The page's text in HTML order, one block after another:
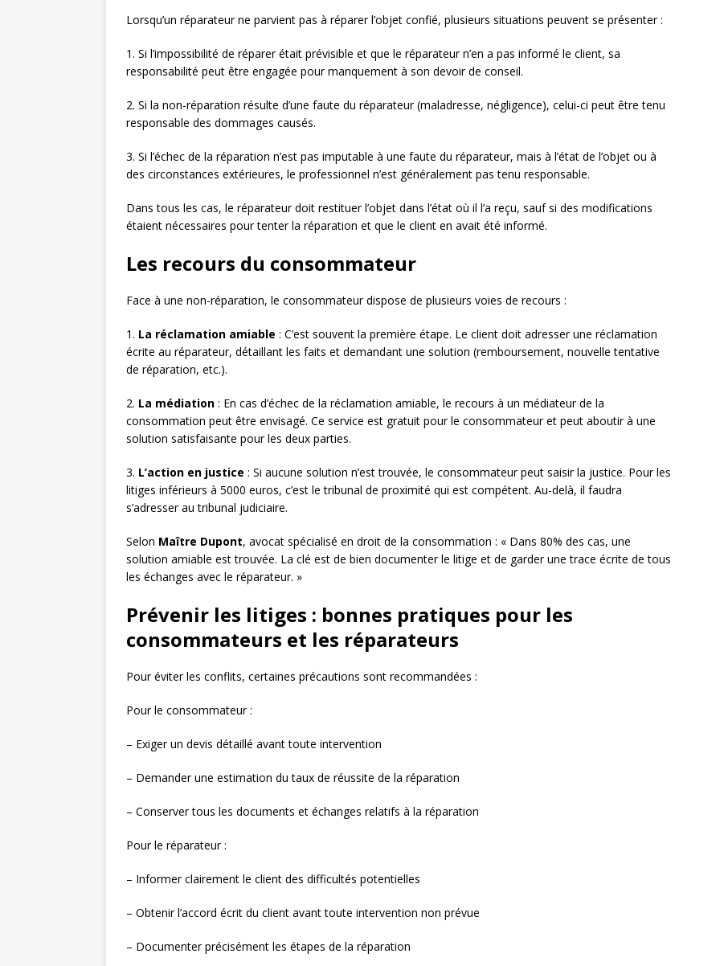
Lorsqu’un réparateur ne parvient pas à réparer l’objet confié, plusieurs situations peuvent se présenter :
1. Si l’impossibilité de réparer était prévisible et que le réparateur n’en a pas informé le client, sa
responsabilité peut être engagée pour manquement à son devoir de conseil.
2. Si la non-réparation résulte d’une faute du réparateur (maladresse, négligence), celui-ci peut être tenu
responsable des dommages causés.
3. Si l’échec de la réparation n’est pas imputable à une faute du réparateur, mais à l’état de l’objet ou à
des circonstances extérieures, le professionnel n’est généralement pas tenu responsable.
Dans tous les cas, le réparateur doit restituer l’objet dans l’état où il l’a reçu, sauf si des modifications
étaient nécessaires pour tenter la réparation et que le client en avait été informé.
Les recours du consommateur
Face à une non-réparation, le consommateur dispose de plusieurs voies de recours :
1. La réclamation amiable : C’est souvent la première étape. Le client doit adresser une réclamation
écrite au réparateur, détaillant les faits et demandant une solution (remboursement, nouvelle tentative
de réparation, etc.).
2. La médiation : En cas d’échec de la réclamation amiable, le recours à un médiateur de la
consommation peut être envisagé. Ce service est gratuit pour le consommateur et peut aboutir à une
solution satisfaisante pour les deux parties.
3. L’action en justice : Si aucune solution n’est trouvée, le consommateur peut saisir la justice. Pour les
litiges inférieurs à 5000 euros, c’est le tribunal de proximité qui est compétent. Au-delà, il faudra
s’adresser au tribunal judiciaire.
Selon Maître Dupont, avocat spécialisé en droit de la consommation : « Dans 80% des cas, une
solution amiable est trouvée. La clé est de bien documenter le litige et de garder une trace écrite de tous
les échanges avec le réparateur. »
Prévenir les litiges : bonnes pratiques pour les
consommateurs et les réparateurs
Pour éviter les conflits, certaines précautions sont recommandées :
Pour le consommateur :
– Exiger un devis détaillé avant toute intervention
– Demander une estimation du taux de réussite de la réparation
– Conserver tous les documents et échanges relatifs à la réparation
Pour le réparateur :
– Informer clairement le client des difficultés potentielles
– Obtenir l’accord écrit du client avant toute intervention non prévue
– Documenter précisément les étapes de la réparation